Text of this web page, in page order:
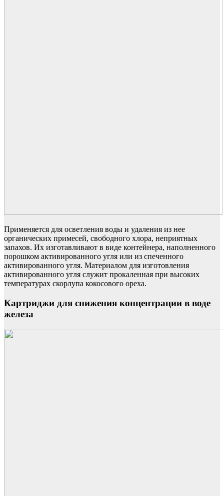
Применяется для осветления воды и удаления из нее
органических примесей, свободного хлора, неприятных
запахов. Их изготавливают в виде контейнера, наполненного
порошком активированного угля или из спеченного
активированного угля. Материалом для изготовления
активированного угля служит прокаленная при высоких
температурах скорлупа кокосового ореха.
Картриджи для снижения концентрации в воде
железа